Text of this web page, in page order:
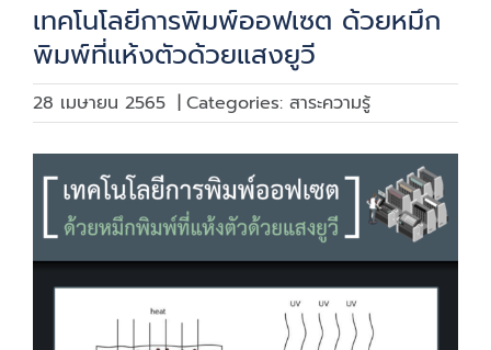
เทคโนโลยีการพิมพ์ออฟเซต ด้วยหมึก
พิมพ์ที่แห้งตัวด้วยแสงยูวี
28 เมษายน 2565 | Categories: สาระความรู้